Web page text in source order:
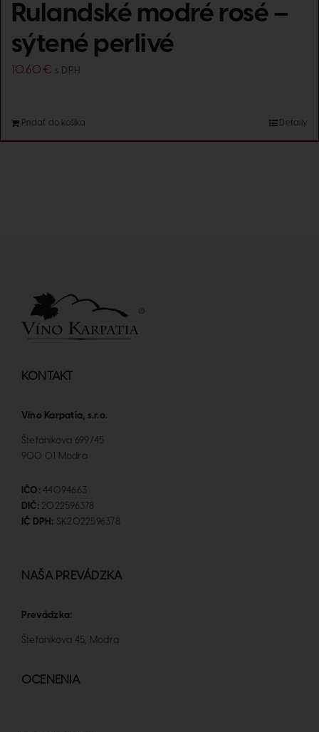
Rulandské modré rosé –
sýtené perlivé
10.60€ s DPH
Pridať do košíka Detaily
KONTAKT
Víno Karpatia, s.r.o.
Štefánikova 699/45
900 01 Modra
IČO: 44094663
DIČ: 2022596378
IČ DPH: SK2022596378
NAŠA PREVÁDZKA
Prevádzka:
Štefánikova 45, Modra
OCENENIA